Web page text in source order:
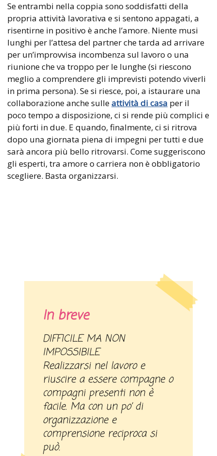
Se entrambi nella coppia sono soddisfatti della
propria attività lavorativa e si sentono appagati, a
risentirne in positivo è anche l’amore. Niente musi
lunghi per l’attesa del partner che tarda ad arrivare
per un’improvvisa incombenza sul lavoro o una
riunione che va troppo per le lunghe (si riescono
meglio a comprendere gli imprevisti potendo viverli
in prima persona). Se si riesce, poi, a istaurare una
collaborazione anche sulleattività di casa per il
poco tempo a disposizione, ci si rende più complici e
più forti in due. E quando, finalmente, ci si ritrova
dopo una giornata piena di impegni per tutti e due
sarà ancora più bello ritrovarsi. Come suggeriscono
gli esperti, tra amore o carriera non è obbligatorio
scegliere. Basta organizzarsi.
In breve
DIFFICILE MA NON
IMPOSSIBILE
Realizzarsi nel lavoro e
riuscire a essere compagne o
compagni presenti non è
facile. Ma con un po’ di
organizzazione e
comprensione reciproca si
può.